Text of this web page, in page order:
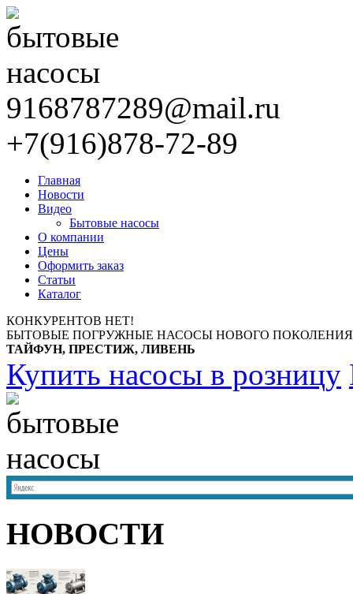
9168787289@mail.ru
+7(916)878-72-89
Главная
Новости
Видео
Бытовые насосы
О компании
Цены
Оформить заказ
Статьи
Каталог
КОНКУРЕНТОВ НЕТ!
БЫТОВЫЕ ПОГРУЖНЫЕ НАСОСЫ НОВОГО
ТАЙФУН, ПРЕСТИЖ, ЛИВЕНЬ
Купить насосы в розницу
НОВОСТИ